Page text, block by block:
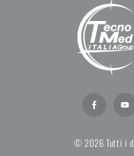
© 2026 Tutti i